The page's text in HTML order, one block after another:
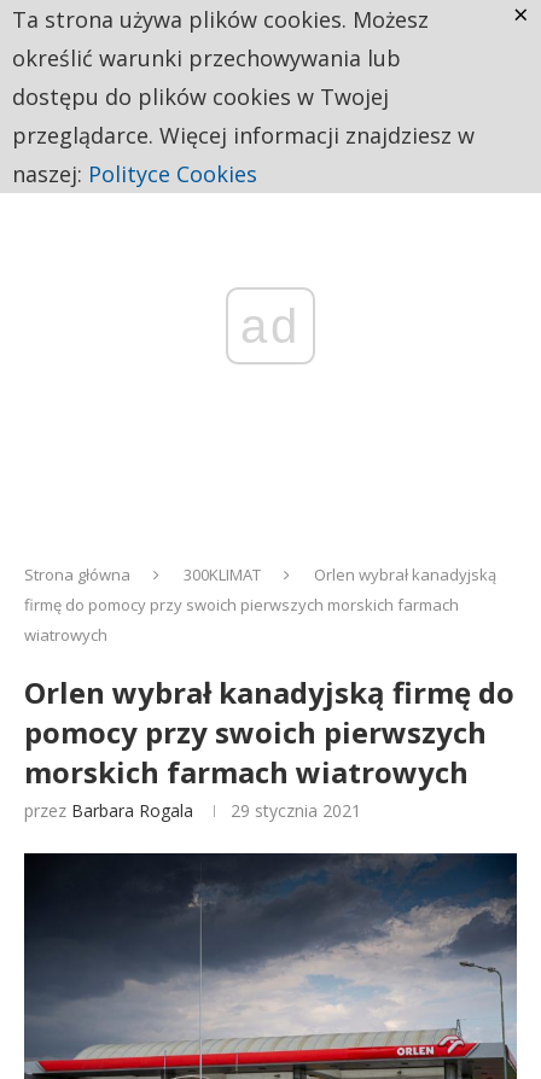
ad
Strona główna 300KLIMAT
Orlen wybrał kanadyjską
firmę do pomocy przy swoich pierwszych morskich farmach
wiatrowych
Orlen wybrał kanadyjską firmę do
pomocy przy swoich pierwszych
morskich farmach wiatrowych
przez Barbara Rogala 29 stycznia 2021
Ta strona używa plików cookies. Możesz
określić warunki przechowywania lub
dostępu do plików cookies w Twojej
przeglądarce. Więcej informacji znajdziesz w
naszej: Polityce Cookies
×